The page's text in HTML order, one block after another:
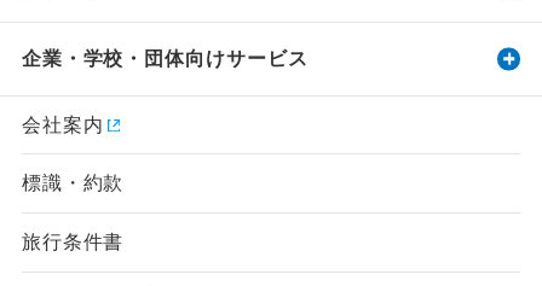
企業・学校・団体向けサービス
会社案内
標識・約款
旅行条件書